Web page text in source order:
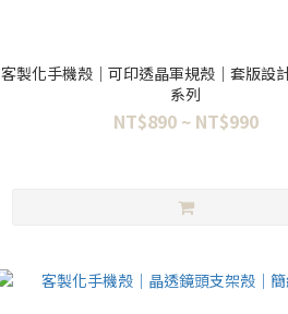
客製化手機殼｜可印透晶軍規殼｜套版設
系列
NT$890 ~ NT$990